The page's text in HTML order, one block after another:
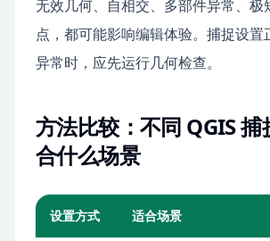
无效几何、自相交、多部件异常、极
点，都可能影响编辑体验。捕捉设置
异常时，应先运行几何检查。
方法比较：不同 QGIS 捕
合什么场景
设置方式 适合场景